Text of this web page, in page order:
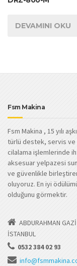
DEVAMINI OKU
Fsm Makina
Fsm Makina , 15 yılı
türlü destek, servis ve
cilalama işlemlerinde
aksesuar yelpazesi
ve güvenlikle
oluyoruz. En iyi
olduğunu görmektir.
ABDURAHMAN
İSTANBUL
0532 384 02 93